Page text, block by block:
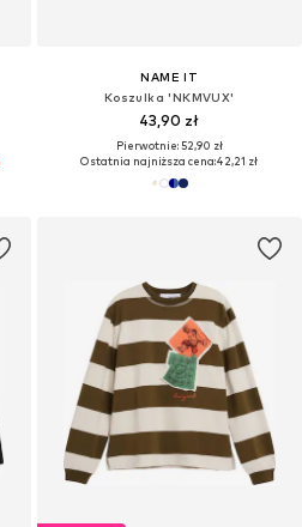
NAME IT
Koszulka 'NKMVUX'
43,90 zł
Pierwotnie: 52,90 zł
Ostatnia najniższa cena:42,21 zł